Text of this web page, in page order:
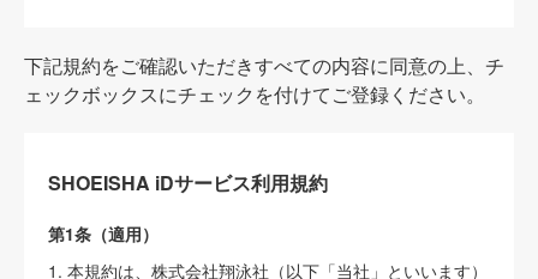
下記規約をご確認いただきすべての内容に同意の上、チ
ェックボックスにチェックを付けてご登録ください。
SHOEISHA iDサービス利用規約
第1条（適用）
1. 本規約は、株式会社翔泳社（以下「当社」といいます）